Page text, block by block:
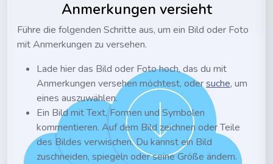
Anmerkungen versieht
Führe die folgenden Schritte aus, um ein Bild oder Foto
mit Anmerkungen zu versehen.
Lade hier das Bild oder Foto hoch, das du mit
Anmerkungen versehen möchtest, odersuche, um
eines auszuwählen.
Ein Bild mit Text, Formen und Symbolen
kommentieren. Auf dem Bild zeichnen oder Teile
des Bildes verwischen. Du kannst ein Bild
zuschneiden, spiegeln oder seine Größe ändern.